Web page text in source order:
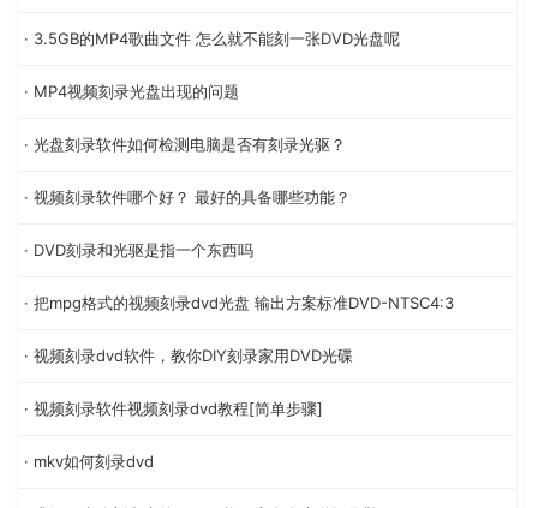
· 3.5GB的MP4歌曲文件 怎么就不能刻一张DVD光盘呢
· MP4视频刻录光盘出现的问题
· 光盘刻录软件如何检测电脑是否有刻录光驱？
· 视频刻录软件哪个好？ 最好的具备哪些功能？
· DVD刻录和光驱是指一个东西吗
· 把mpg格式的视频刻录dvd光盘 输出方案标准DVD-NTSC4:3
· 视频刻录dvd软件，教你DIY刻录家用DVD光碟
· 视频刻录软件视频刻录dvd教程[简单步骤]
· mkv如何刻录dvd